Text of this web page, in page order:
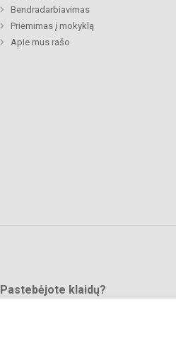
Bendradarbiavimas
Priėmimas į mokyklą
Apie mus rašo
Pastebėjote klaidų?